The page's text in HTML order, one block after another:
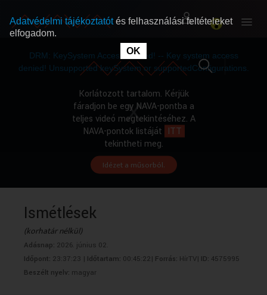
RÓLUNK
RÓLUNK
DRM: KeySystem Access Denied! -- Key system access
denied! Unsupported keySystem or supportedConfigurations.
Korlátozott tartalom. Kérjük
fáradjon be egy NAVA-pontba a
teljes videó megtekintéséhez. A
NAVA-pontok listáját ITT
tekintheti meg.
Idézet a műsorból.
Ismétlések
(korhatár nélkül)
Adásnap: 2026. június 02.
Időpont: 23:37:23 | Időtartam: 00:45:22| Forrás: HírTV| ID: 4575995
Beszélt nyelv: magyar
Adatvédelmi tájékoztatótés felhasználási feltételeket
elfogadom.
OK